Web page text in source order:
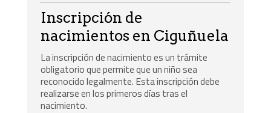
Inscripción de
nacimientos en Ciguñuela
La inscripción de nacimiento es un trámite
obligatorio que permite que un niño sea
reconocido legalmente. Esta inscripción debe
realizarse en los primeros días tras el
nacimiento.